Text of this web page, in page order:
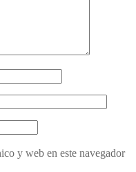
y web en este navegador